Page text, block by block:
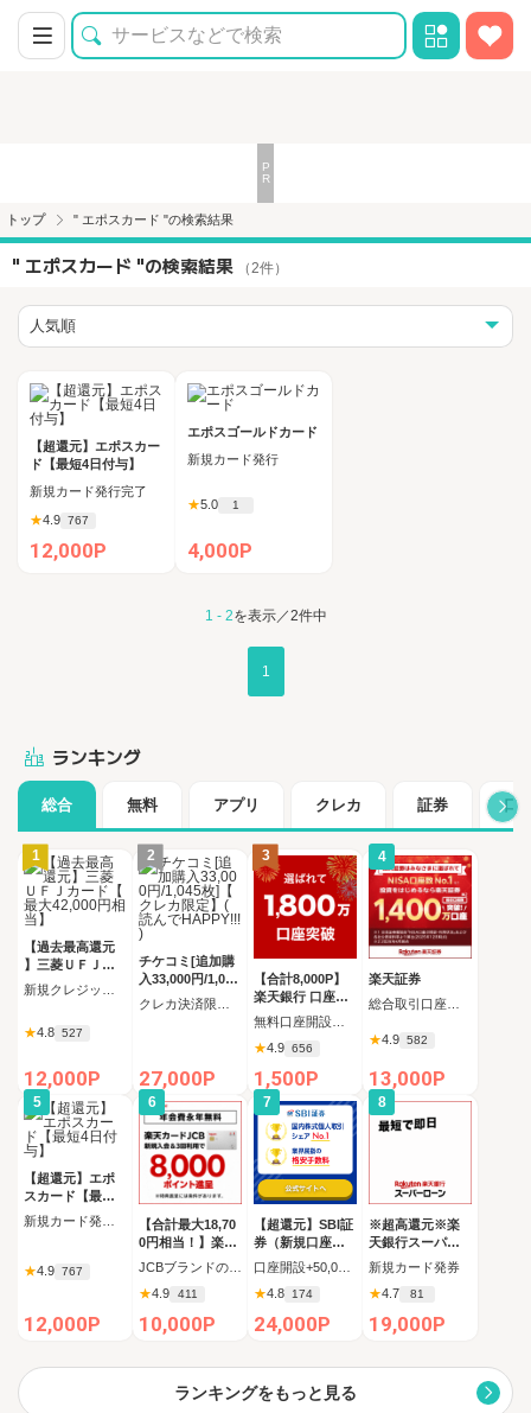
トップ " エポスカード "の検索結果
" エポスカード "の検索結果 （2件）
【超還元】エポスカー
ド【最短4日付与】
新規カード発行完了
★4.9 767
12,000P
エポスゴールドカード
新規カード発行
★5.0 1
4,000P
1 - 2を表示／2件中
1
ランキング
総合 無料 アプリ クレカ 証券 口
1
【過去最高還元
】三菱ＵＦＪカ
ード【最大42,00
0円相当】
★4.8 527
12,000P
2
チケコミ[追加購
入33,000円/1,045
枚]【クレカ限定
】(読んでHAPPY
27,000P
3
【合計8,000P】
楽天銀行 口座開
設
★4.9 656
1,500P
4
楽天証券
★4.9 582
13,000P
5
【超還元】エポ
スカード【最短4
日付与】
★4.9 767
12,000P
6
【合計最大18,70
0円相当！】楽天
カード【JCBキ
ャンペーン実施
中】
★4.9 411
10,000P
7
【超還元】SBI証
券（新規口座開
設+50,000円以上
入金）
★4.8 174
24,000P
8
※超高還元※楽
天銀行スーパー
ローン
新規カード発券
★4.7 81
19,000P
ランキングをもっと見る